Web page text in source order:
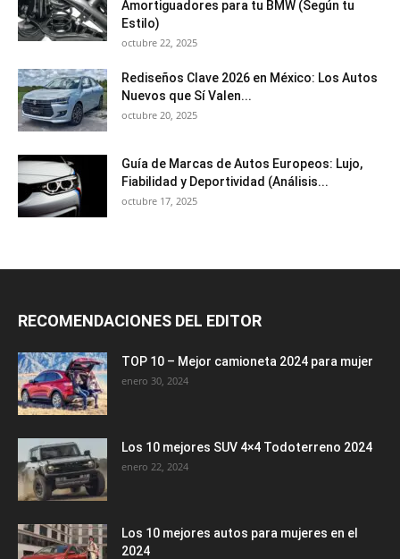
Amortiguadores para tu BMW (Según tu
Estilo)
octubre 22, 2025
Rediseños Clave 2026 en México: Los Autos
Nuevos que Sí Valen...
octubre 20, 2025
Guía de Marcas de Autos Europeos: Lujo,
Fiabilidad y Deportividad (Análisis...
octubre 17, 2025
RECOMENDACIONES DEL EDITOR
TOP 10 – Mejor camioneta 2024 para mujer
enero 30, 2024
Los 10 mejores SUV 4×4 Todoterreno 2024
enero 22, 2024
Los 10 mejores autos para mujeres en el
2024